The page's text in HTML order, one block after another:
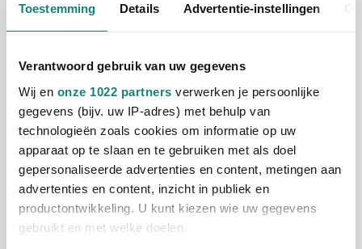
Toestemming Details Advertentie-instellingen
Verantwoord gebruik van uw gegevens
Wij en onze 1022 partners verwerken je persoonlijke
gegevens (bijv. uw IP-adres) met behulp van
technologieën zoals cookies om informatie op uw
apparaat op te slaan en te gebruiken met als doel
gepersonaliseerde advertenties en content, metingen aan
advertenties en content, inzicht in publiek en
productontwikkeling. U kunt kiezen wie uw gegevens
gebruikt en met welke doelen.
behoudt het shirt zijn vorm en kleur.
T-shirts laten bedrukken met jouw logo
Bij Van Heijster Relatiegeschenken maken we van je T-
diverse bedrukkingsmogelijkheden:
Met je bedrijfslogo in één of meerdere kleuren
Full color bedrukking voor maximale impact
Met een pakkende tekst of slogan
Gratis digitaal voorbeeld van je bedrukte T-
shirt
Benieuwd hoe jouw logo eruitziet op het Sol's Pioneer
dames T-shirt? Vraag een vrijblijvend digitaal
voorbeeld aan en zie precies wat je kunt verwachten.